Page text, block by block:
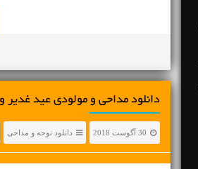
دانلود مداحی و مولودی عید غدیر
30 آگوست 2018 دانلود نوحه و مداحی